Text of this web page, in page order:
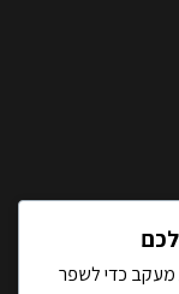
מעקב כדי לשפר